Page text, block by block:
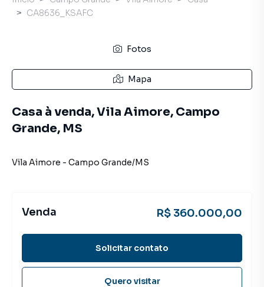
CA8636_KSAFC
Fotos
Mapa
Casa à venda, Vila Aimore, Campo
Grande, MS
Vila Aimore - Campo Grande/MS
Venda R$ 360.000,00
Solicitar contato
Quero visitar